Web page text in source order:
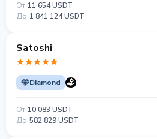
От 11 654 USDT
До 1 841 124 USDT
Satoshi
Diamond
От 10 083 USDT
До 582 829 USDT